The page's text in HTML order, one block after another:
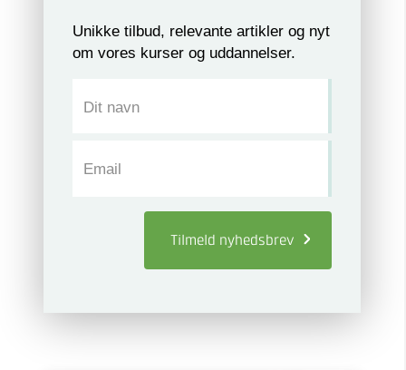
Unikke tilbud, relevante artikler og nyt
om vores kurser og uddannelser.
Dit navn
Email
Tilmeld nyhedsbrev